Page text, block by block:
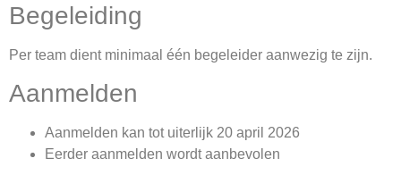
Begeleiding
Per team dient minimaal één begeleider aanwezig te zijn.
Aanmelden
Aanmelden kan tot uiterlijk 20 april 2026
Eerder aanmelden wordt aanbevolen